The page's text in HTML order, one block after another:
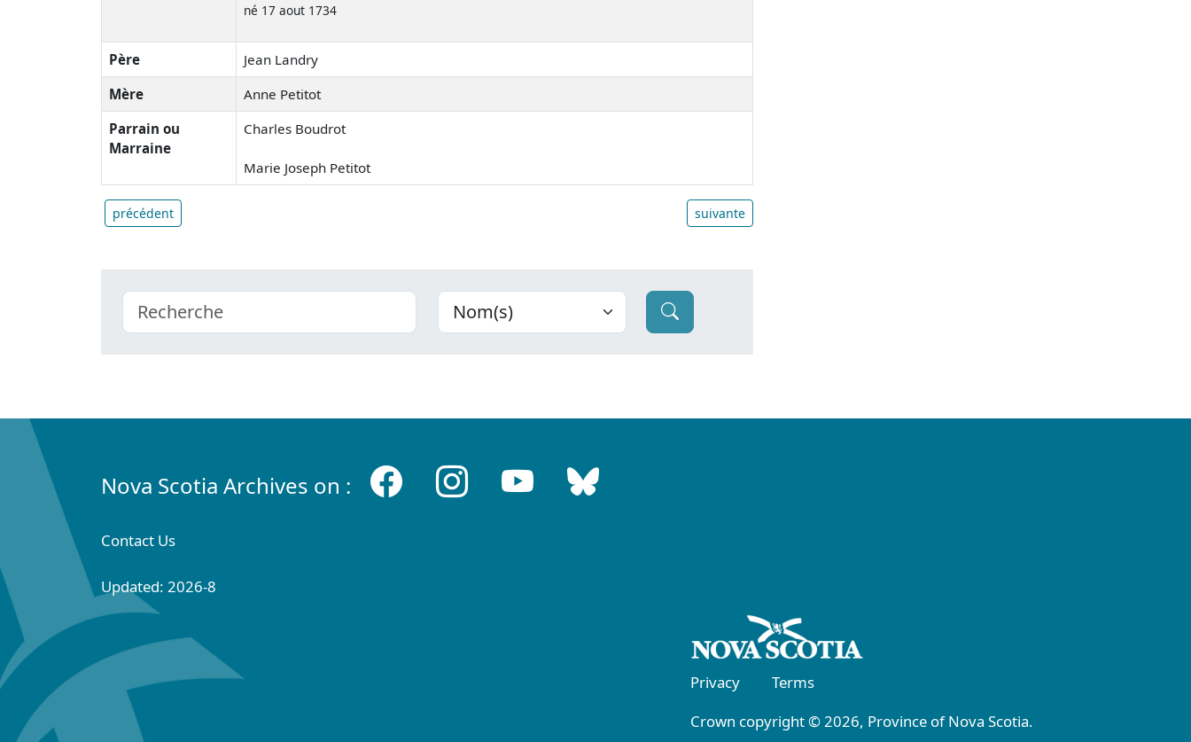
né 17 aout 1734
Père
Jean Landry
Mère
Anne Petitot
Parrain ou
Marraine
Charles Boudrot
Marie Joseph Petitot
précédent suivante
Nova Scotia Archives on :
Contact Us
Updated: 2026-8
Privacy
Terms
Crown copyright © 2026, Province of Nova Scotia.